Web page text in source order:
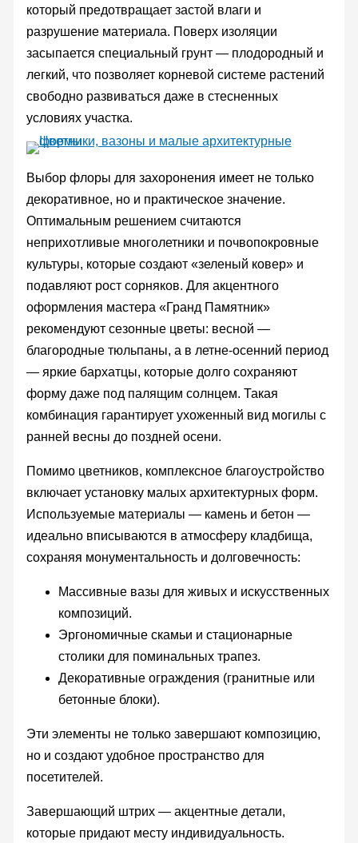
который предотвращает застой влаги и
разрушение материала. Поверх изоляции
засыпается специальный грунт — плодородный и
легкий, что позволяет корневой системе растений
свободно развиваться даже в стесненных
условиях участка.
Выбор флоры для захоронения имеет не только
декоративное, но и практическое значение.
Оптимальным решением считаются
неприхотливые многолетники и почвопокровные
культуры, которые создают «зеленый ковер» и
подавляют рост сорняков. Для акцентного
оформления мастера «Гранд Памятник»
рекомендуют сезонные цветы: весной —
благородные тюльпаны, а в летне-осенний период
— яркие бархатцы, которые долго сохраняют
форму даже под палящим солнцем. Такая
комбинация гарантирует ухоженный вид могилы с
ранней весны до поздней осени.
Помимо цветников, комплексное благоустройство
включает установку малых архитектурных форм.
Используемые материалы — камень и бетон —
идеально вписываются в атмосферу кладбища,
сохраняя монументальность и долговечность:
Массивные вазы для живых и искусственных
композиций.
Эргономичные скамьи и стационарные
столики для поминальных трапез.
Декоративные ограждения (гранитные или
бетонные блоки).
Эти элементы не только завершают композицию,
но и создают удобное пространство для
посетителей.
Завершающий штрих — акцентные детали,
которые придают месту индивидуальность.